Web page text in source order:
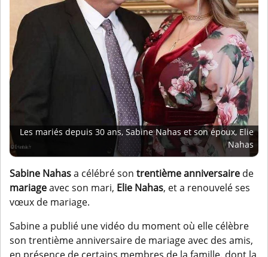
Les mariés depuis 30 ans, Sabine Nahas et son époux, Elie
Nahas
Sabine Nahasa célébré son trentième anniversaire de
mariageavec son mari, Elie Nahas, et a renouvelé ses
vœux de mariage.
Sabine a publié une vidéo du moment où elle célèbre
son trentième anniversaire de mariage avec des amis,